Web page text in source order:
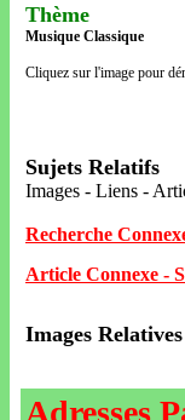
Thème
Musique Classique
Cliquez sur l'image pour
Sujets Relatifs
Images - Liens -
Recherche
Article Connexe -
Images Relatives
Adresses